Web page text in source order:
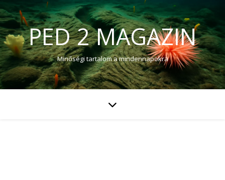
PED 2 MAGAZIN
Minőségi tartalom a mindennapokra